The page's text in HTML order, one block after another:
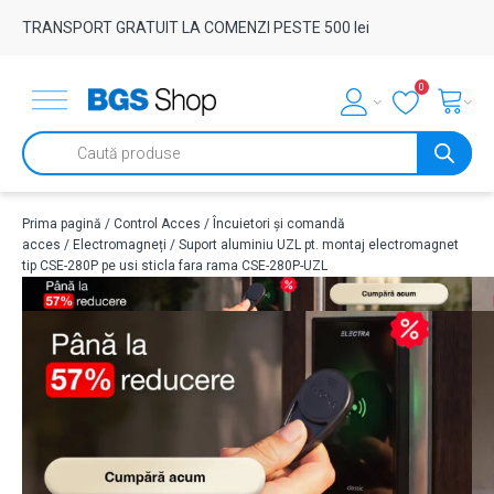
TRANSPORT GRATUIT LA COMENZI PESTE 500 lei
0
Products
search
Prima pagină / Control Acces / Încuietori și comandă
acces / Electromagneți / Suport aluminiu UZL pt. montaj electromagnet
tip CSE-280P pe usi sticla fara rama CSE-280P-UZL